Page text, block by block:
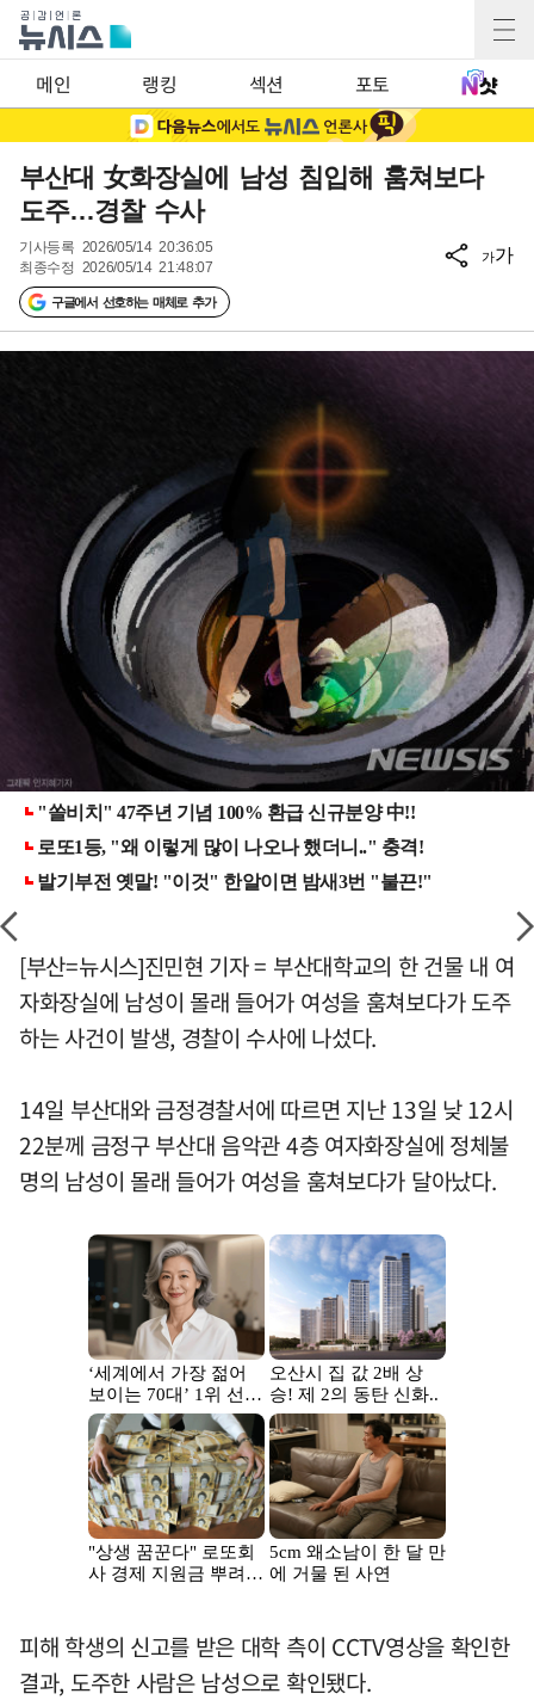
메인 랭킹 섹션 포토
부산대 女화장실에 남성 침입해 훔쳐보다
도주…경찰 수사
기사등록 2026/05/14 20:36:05
최종수정 2026/05/14 21:48:07
구글에서 선호하는 매체로 추가
가가
[부산=뉴시스]진민현 기자 = 부산대학교의 한 건물 내 여
자화장실에 남성이 몰래 들어가 여성을 훔쳐보다가 도주
하는 사건이 발생, 경찰이 수사에 나섰다.
14일 부산대와 금정경찰서에 따르면 지난 13일 낮 12시
22분께 금정구 부산대 음악관 4층 여자화장실에 정체불
명의 남성이 몰래 들어가 여성을 훔쳐보다가 달아났다.
피해 학생의 신고를 받은 대학 측이 CCTV영상을 확인한
결과, 도주한 사람은 남성으로 확인됐다.